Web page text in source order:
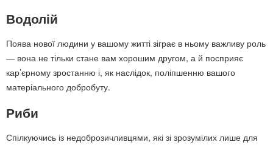
Водолій
Поява нової людини у вашому житті зіграє в ньому важливу роль
— вона не тільки стане вам хорошим другом, а й посприяє
кар’єрному зростанню і, як наслідок, поліпшенню вашого
матеріального добробуту.
Риби
Спілкуючись із недоброзичливцями, які зі зрозумілих лише для